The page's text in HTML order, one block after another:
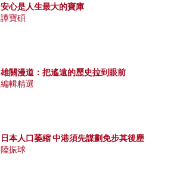
安心是人生最大的寶庫
譚寶碩
雄關漫道：把遙遠的歷史拉到眼前
編輯精選
日本人口萎縮 中港須先謀劃免步其後塵
陸振球